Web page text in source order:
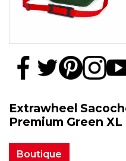
Extrawheel
Premium Green XL
Boutique